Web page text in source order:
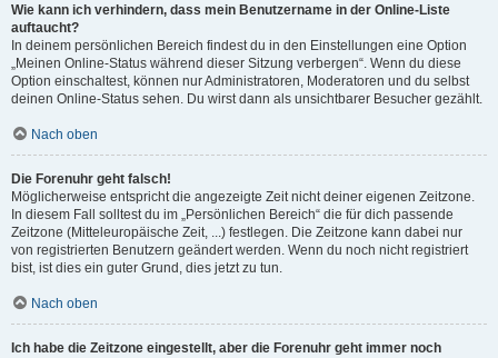
Wie kann ich verhindern, dass mein Benutzername in der Online-Liste
auftaucht?
In deinem persönlichen Bereich findest du in den Einstellungen eine Option
„Meinen Online-Status während dieser Sitzung verbergen“. Wenn du diese
Option einschaltest, können nur Administratoren, Moderatoren und du selbst
deinen Online-Status sehen. Du wirst dann als unsichtbarer Besucher gezählt.
Nach oben
Die Forenuhr geht falsch!
Möglicherweise entspricht die angezeigte Zeit nicht deiner eigenen Zeitzone.
In diesem Fall solltest du im „Persönlichen Bereich“ die für dich passende
Zeitzone (Mitteleuropäische Zeit, ...) festlegen. Die Zeitzone kann dabei nur
von registrierten Benutzern geändert werden. Wenn du noch nicht registriert
bist, ist dies ein guter Grund, dies jetzt zu tun.
Nach oben
Ich habe die Zeitzone eingestellt, aber die Forenuhr geht immer noch